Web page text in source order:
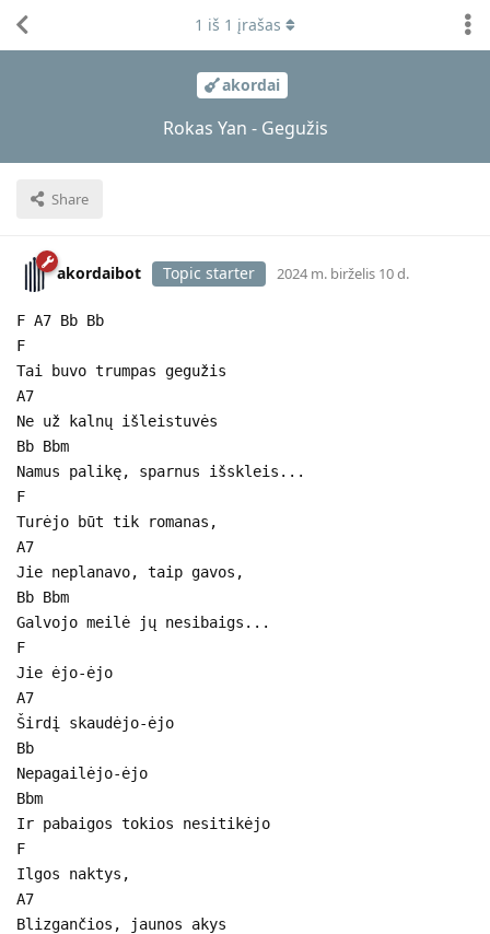
akordai
Rokas Yan - Gegužis
Share
1 iš 1 įrašas
akordaibot Topic starter 2024 m. birželis 10 d.
F A7 Bb Bb
F
Tai buvo trumpas gegužis
A7
Ne už kalnų išleistuvės
Bb Bbm
Namus palikę, sparnus išskleis...
F
Turėjo būt tik romanas,
A7
Jie neplanavo, taip gavos,
Bb Bbm
Galvojo meilė jų nesibaigs...
F
Jie ėjo-ėjo
A7
Širdį skaudėjo-ėjo
Bb
Nepagailėjo-ėjo
Bbm
Ir pabaigos tokios nesitikėjo
F
Ilgos naktys,
A7
Blizgančios, jaunos akys